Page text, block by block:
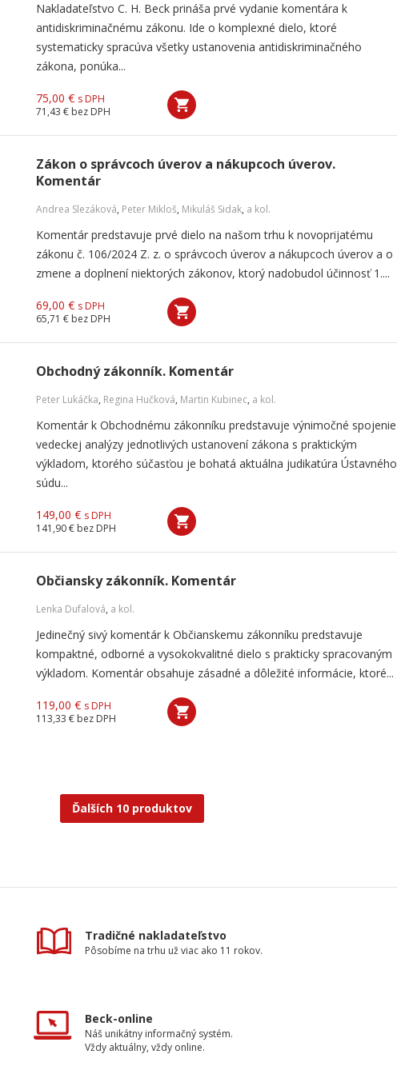
Nakladateľstvo C. H. Beck prináša prvé vydanie komentára k
antidiskriminačnému zákonu. Ide o komplexné dielo, ktoré
systematicky spracúva všetky ustanovenia antidiskriminačného
zákona, ponúka...
75,00 € s DPH
71,43 € bez DPH
Zákon o správcoch úverov a nákupcoch úverov.
Komentár
Andrea Slezáková, Peter Mikloš, Mikuláš Sidak, a kol.
Komentár predstavuje prvé dielo na našom trhu k novoprijatému
zákonu č. 106/2024 Z. z. o správcoch úverov a nákupcoch úverov a o
zmene a doplnení niektorých zákonov, ktorý nadobudol účinnosť 1....
69,00 € s DPH
65,71 € bez DPH
Obchodný zákonník. Komentár
Peter Lukáčka, Regina Hučková, Martin Kubinec, a kol.
Komentár k Obchodnému zákonníku predstavuje výnimočné spojenie
vedeckej analýzy jednotlivých ustanovení zákona s praktickým
výkladom, ktorého súčasťou je bohatá aktuálna judikatúra Ústavného
súdu...
149,00 € s DPH
141,90 € bez DPH
Občiansky zákonník. Komentár
Lenka Dufalová, a kol.
Jedinečný sivý komentár k Občianskemu zákonníku predstavuje
kompaktné, odborné a vysokokvalitné dielo s prakticky spracovaným
výkladom. Komentár obsahuje zásadné a dôležité informácie, ktoré...
119,00 € s DPH
113,33 € bez DPH
Ďalších 10 produktov
Tradičné nakladateľstvo
Pôsobíme na trhu už viac ako 11 rokov.
Beck-online
Náš unikátny informačný systém.
Vždy aktuálny, vždy online.